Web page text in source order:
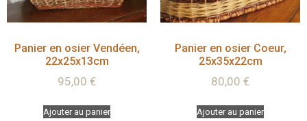
Panier en osier Vendéen,
22x25x13cm
95,00 €
Ajouter au panier
Panier en osier Coeur,
25x35x22cm
80,00 €
Ajouter au panier